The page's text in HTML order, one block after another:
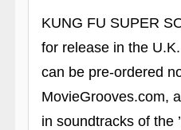
KUNG FU SUPER
for release in the
can be pre-ordered
MovieGrooves.com,
in soundtracks of the